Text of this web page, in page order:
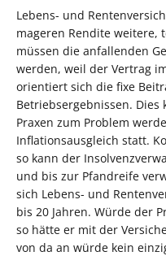
Lebens- und
mageren Rendite weitere,
müssen die anfallenden
werden, weil der Vertrag
orientiert sich die fixe
Betriebsergebnissen.
Praxen zum Problem
Inflationsausgleich statt.
so kann der
und bis zur Pfandreife
sich Lebens- und
bis 20 Jahren. Würde der
so hätte er mit der
von da an würde kein